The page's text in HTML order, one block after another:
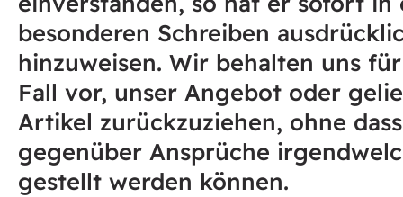
besonderen Schreiben
hinzuweisen. Wir behalten uns
Fall vor, unser Angebot oder
Artikel zurückzuziehen, ohne
gegenüber Ansprüche
gestellt werden können.